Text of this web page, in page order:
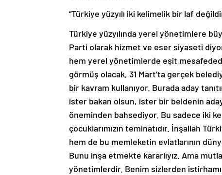
“Türkiye yüzyılı iki kelimelik bir laf
Türkiye yüzyılında yerel yönetimlere
Parti olarak hizmet ve eser siyaseti
hem yerel yönetimlerde eşit
görmüş olacak, 31 Mart’ta gerçek
bir kavram kullanıyor. Burada aday
ister bakan olsun, ister bir beldenin
öneminden bahsediyor. Bu sadece iki
çocuklarımızın teminatıdır. İnşallah
hem de bu memleketin evlatlarının
Bunu inşa etmekte kararlıyız. Ama
yönetimlerdir. Benim sizlerden